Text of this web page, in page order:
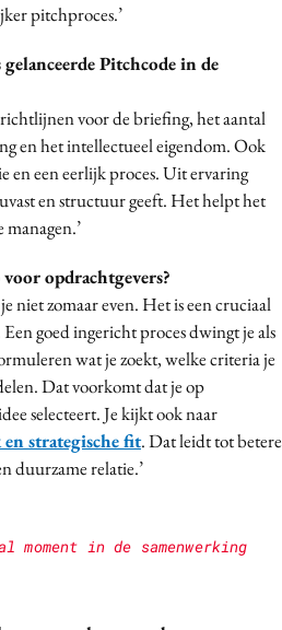
pitchproces.’
Pitchcode in de
voor de briefing, het aantal
en het intellectueel eigendom. Ook
en een eerlijk proces. Uit ervaring
en structuur geeft. Het helpt het
opdrachtgevers?
niet zomaar even. Het is een cruciaal
goed ingericht proces dwingt je als
wat je zoekt, welke criteria je
Dat voorkomt dat je op
selecteert. Je kijkt ook naar
strategische fit. Dat leidt tot betere
duurzame relatie.’
in de samenwerking